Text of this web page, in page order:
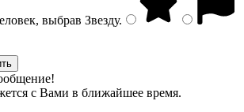
выбрав Звезду.
с Вами в ближайшее время.